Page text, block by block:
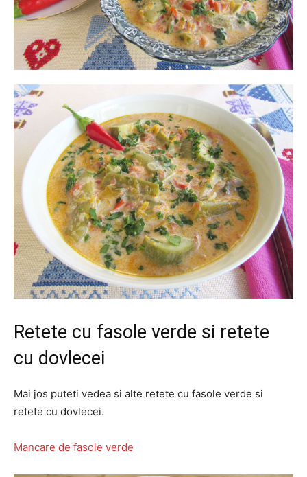
Retete cu fasole verde si retete
cu dovlecei
Mai jos puteti vedea si alte retete cu fasole verde si
retete cu dovlecei.
Mancare de fasole verde